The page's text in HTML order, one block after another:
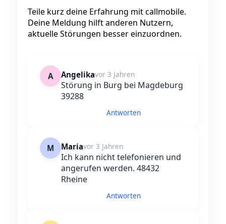
Teile kurz deine Erfahrung mit callmobile.
Deine Meldung hilft anderen Nutzern,
aktuelle Störungen besser einzuordnen.
A Angelikavor 3 Jahren
Störung in Burg bei Magdeburg
39288
Antworten
M Mariavor 3 Jahren
Ich kann nicht telefonieren und
angerufen werden. 48432
Rheine
Antworten